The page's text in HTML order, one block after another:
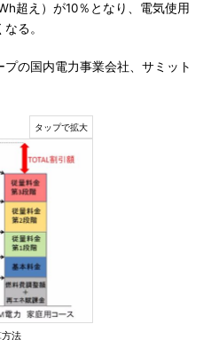
超え）が10％となり、電気使用
る。
の国内電力事業会社、サミット
方法